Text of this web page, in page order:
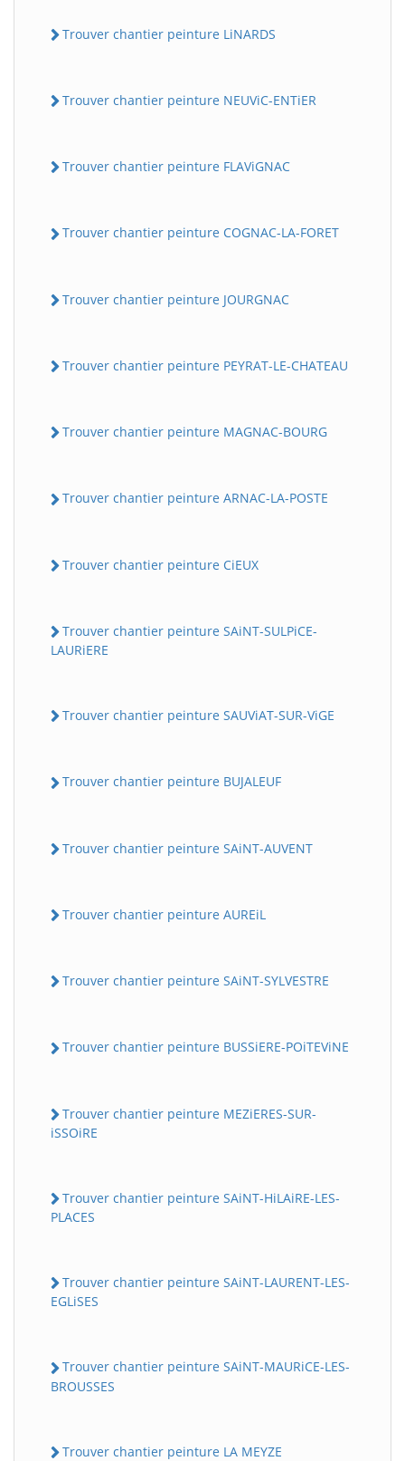
Trouver chantier peinture LiNARDS
Trouver chantier peinture NEUViC-ENTiER
Trouver chantier peinture FLAViGNAC
Trouver chantier peinture COGNAC-LA-FORET
Trouver chantier peinture JOURGNAC
Trouver chantier peinture PEYRAT-LE-CHATEAU
Trouver chantier peinture MAGNAC-BOURG
Trouver chantier peinture ARNAC-LA-POSTE
Trouver chantier peinture CiEUX
Trouver chantier peinture SAiNT-SULPiCE-
LAURiERE
Trouver chantier peinture SAUViAT-SUR-ViGE
Trouver chantier peinture BUJALEUF
Trouver chantier peinture SAiNT-AUVENT
Trouver chantier peinture AUREiL
Trouver chantier peinture SAiNT-SYLVESTRE
Trouver chantier peinture BUSSiERE-POiTEViNE
Trouver chantier peinture MEZiERES-SUR-
iSSOiRE
Trouver chantier peinture SAiNT-HiLAiRE-LES-
PLACES
Trouver chantier peinture SAiNT-LAURENT-LES-
EGLiSES
Trouver chantier peinture SAiNT-MAURiCE-LES-
BROUSSES
Trouver chantier peinture LA MEYZE